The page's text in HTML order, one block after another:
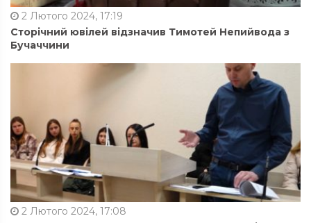
2 Лютого 2024, 17:19
Сторічний ювілей відзначив Тимотей Непийвода з
Бучаччини
2 Лютого 2024, 17:08